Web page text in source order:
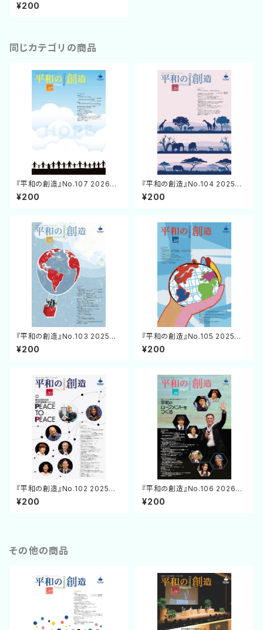
¥200
同じカテゴリの商品
『平和の創造』No.107 2026年
4月25日発行
¥200
『平和の創造』No.104 2025年
7月25日発行
¥200
『平和の創造』No.103 2025年
4月25日発行
¥200
『平和の創造』No.105 2025年1
0月25日発行
¥200
『平和の創造』No.102 2025年1
月31日発行
¥200
『平和の創造』No.106 2026年1
月31日発行
¥200
その他の商品